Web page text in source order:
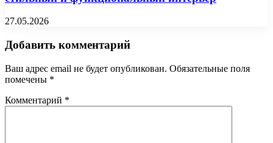
27.05.2026
Добавить комментарий
Ваш адрес email не будет опубликован. Обязательные поля
помечены *
Комментарий *